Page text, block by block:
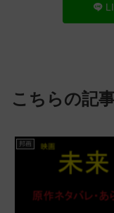
こちらの記
邦画